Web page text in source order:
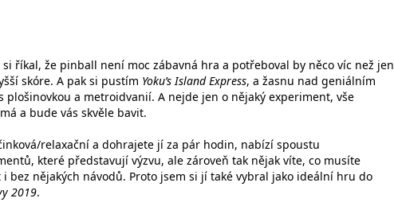
říkal, že pinball není moc zábavná hra a potřeboval by něco víc než jen
skóre. A pak si pustím Yoku’s Island Express, a žasnu nad geniálním
a metroidvanií. A nejde jen o nějaký experiment, vše
a bude vás skvěle bavit.
relaxační a dohrajete jí za pár hodin, nabízí spoustu
které představují výzvu, ale zároveň tak nějak víte, co musíte
bez nějakých návodů. Proto jsem si jí také vybral jako ideální hru do
2019.